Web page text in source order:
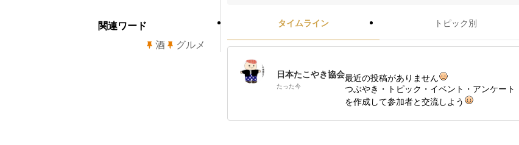
タイムライン トピック別
日本たこやき協会
たった今
最近の投稿がありません
つぶやき・トピック・イベント・アンケート
を作成して参加者と交流しよう
関連ワード
酒
グルメ